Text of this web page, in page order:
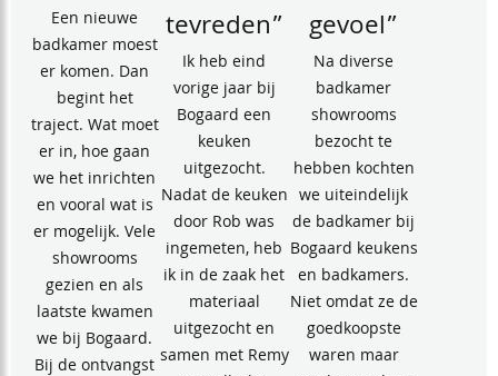
Een nieuwe
badkamer moest
er komen. Dan
begint het
traject. Wat moet
er in, hoe gaan
we het inrichten
en vooral wat is
er mogelijk. Vele
showrooms
gezien en als
laatste kwamen
we bij Bogaard.
Bij de ontvangst
tevreden”
Ik heb eind
vorige jaar bij
Bogaard een
keuken
uitgezocht.
Nadat de keuken
door Rob was
ingemeten, heb
ik in de zaak het
materiaal
uitgezocht en
samen met Remy
gevoel”
Na diverse
badkamer
showrooms
bezocht te
hebben kochten
we uiteindelijk
de badkamer bij
Bogaard keukens
en badkamers.
Niet omdat ze de
goedkoopste
waren maar